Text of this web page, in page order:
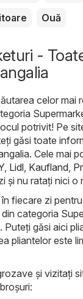
Ouă
-
celor mai
potrivit! Pe
găsi toate
Cele mai
, Lidl Kaufland
și nu ratați nici o
fiecare zi
categoria
Puteți găsi aici
pliantelor este
și vizitați